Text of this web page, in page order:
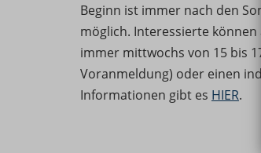
Beginn ist immer nach den
möglich. Interessierte können
immer mittwochs von 15 bis
Voranmeldung) oder einen
Informationen gibt es HIER.